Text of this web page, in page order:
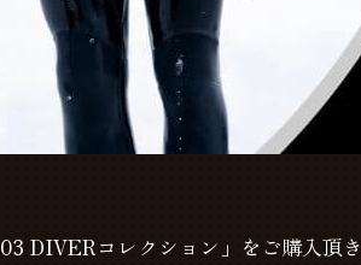
DIVERコレクション 」をご購入頂